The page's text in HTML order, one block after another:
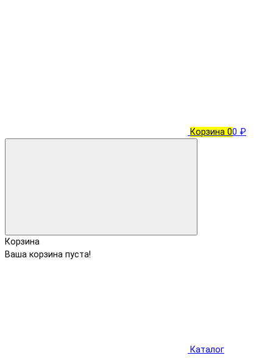
Корзина 00 ₽
Корзина
Ваша корзина пуста!
Каталог